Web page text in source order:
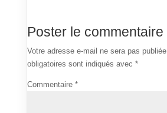
Poster le commentaire
Votre adresse e-mail ne sera pas publiée.
obligatoires sont indiqués avec *
Commentaire *